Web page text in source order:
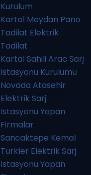
Kurulum
Kartal Meydan Pano
Tadilat Elektrik
Tadilat
Kartal Sahili Arac Sarj
Istasyonu Kurulumu
Novada Atasehir
Elektrik Sarj
Istasyonu Yapan
Firmalar
Sancaktepe Kemal
Turkler Elektrik Sarj
Istasyonu Yapan